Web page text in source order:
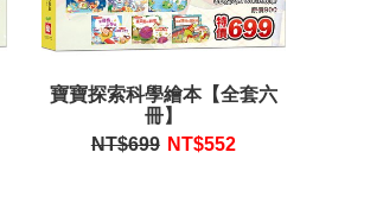
寶寶探索科學繪本【全套六
冊】
NT$699 NT$552